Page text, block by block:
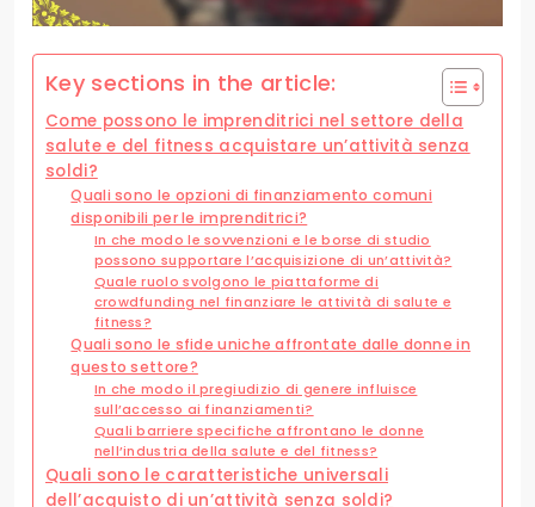
Key sections in the article:
Come possono le imprenditrici nel settore della
salute e del fitness acquistare un’attività senza
soldi?
Quali sono le opzioni di finanziamento comuni
disponibili per le imprenditrici?
In che modo le sovvenzioni e le borse di studio
possono supportare l’acquisizione di un’attività?
Quale ruolo svolgono le piattaforme di
crowdfunding nel finanziare le attività di salute e
fitness?
Quali sono le sfide uniche affrontate dalle donne in
questo settore?
In che modo il pregiudizio di genere influisce
sull’accesso ai finanziamenti?
Quali barriere specifiche affrontano le donne
nell’industria della salute e del fitness?
Quali sono le caratteristiche universali
dell’acquisto di un’attività senza soldi?